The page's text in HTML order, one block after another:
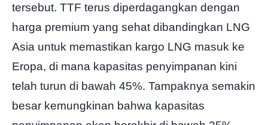
tersebut. TTF terus diperdagangkan dengan
harga premium yang sehat dibandingkan LNG
Asia untuk memastikan kargo LNG masuk ke
Eropa, di mana kapasitas penyimpanan kini
telah turun di bawah 45%. Tampaknya semakin
besar kemungkinan bahwa kapasitas